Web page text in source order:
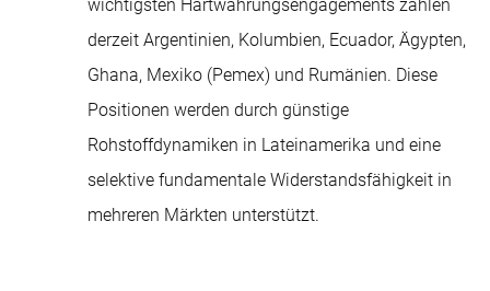
wichtigsten Hartwährungsengagements zählen
derzeit Argentinien, Kolumbien, Ecuador, Ägypten,
Ghana, Mexiko (Pemex) und Rumänien. Diese
Positionen werden durch günstige
Rohstoffdynamiken in Lateinamerika und eine
selektive fundamentale Widerstandsfähigkeit in
mehreren Märkten unterstützt.